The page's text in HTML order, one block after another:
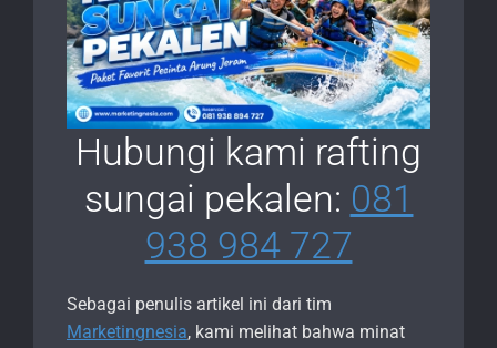
Hubungi kami rafting
sungai pekalen: 081
938 984 727
Sebagai penulis artikel ini dari tim
Marketingnesia, kami melihat bahwa minat